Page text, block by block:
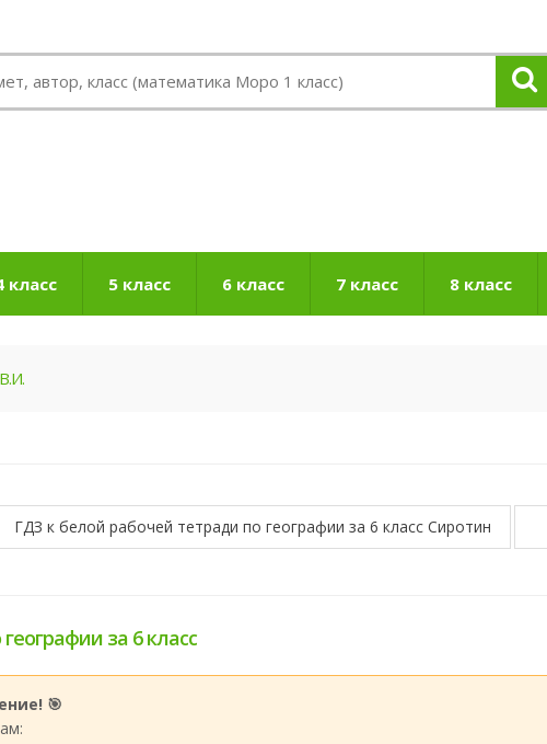
класс 5 класс 6 класс 7 класс 8 класс
ГДЗ к белой рабочей тетради по географии за 6 класс Сиротин
за 6 класс
🎯